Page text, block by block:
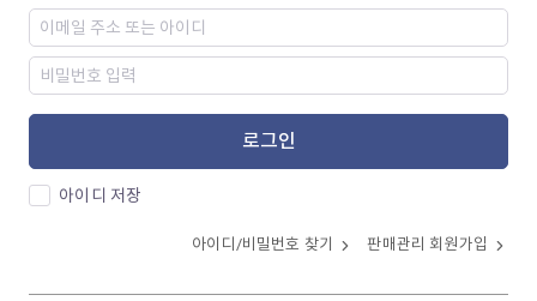
로그인
아이디 저장
아이디/비밀번호 찾기 판매관리 회원가입